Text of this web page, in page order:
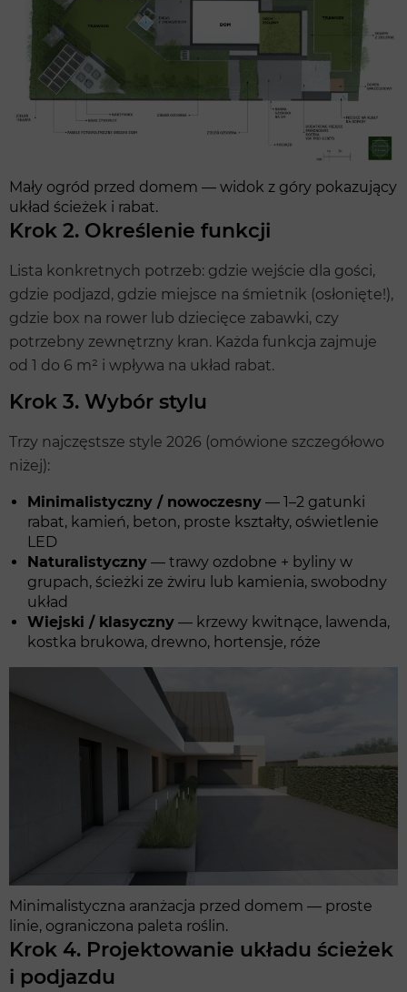
Mały ogród przed domem — widok z góry pokazujący
układ ścieżek i rabat.
Krok 2. Określenie funkcji
Lista konkretnych potrzeb: gdzie wejście dla gości,
gdzie podjazd, gdzie miejsce na śmietnik (osłonięte!),
gdzie box na rower lub dziecięce zabawki, czy
potrzebny zewnętrzny kran. Każda funkcja zajmuje
od 1 do 6 m² i wpływa na układ rabat.
Krok 3. Wybór stylu
Trzy najczęstsze style 2026 (omówione szczegółowo
niżej):
Minimalistyczny / nowoczesny — 1–2 gatunki
rabat, kamień, beton, proste kształty, oświetlenie
LED
Naturalistyczny — trawy ozdobne + byliny w
grupach, ścieżki ze żwiru lub kamienia, swobodny
układ
Wiejski / klasyczny — krzewy kwitnące, lawenda,
kostka brukowa, drewno, hortensje, róże
Minimalistyczna aranżacja przed domem — proste
linie, ograniczona paleta roślin.
Krok 4. Projektowanie układu ścieżek
i podjazdu